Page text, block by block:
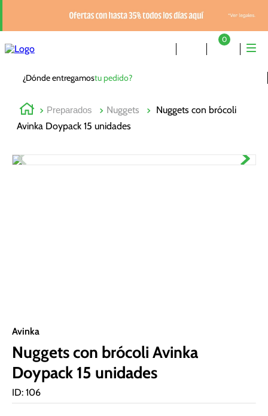
0
¿Dónde entregamostu pedido?
Preparados Nuggets
Nuggets con brócoli
Avinka Doypack 15 unidades
Avinka
Nuggets con brócoli Avinka
Doypack 15 unidades
ID: 106